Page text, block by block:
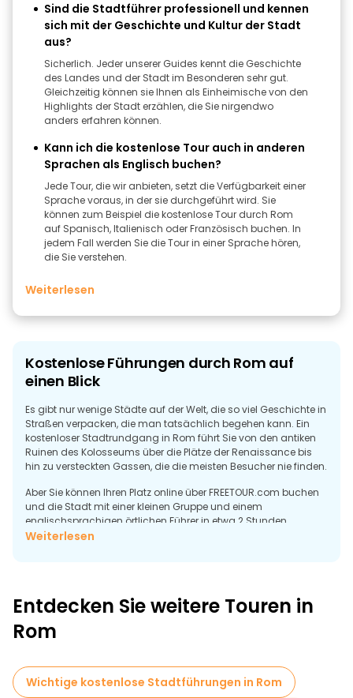
Sind die Stadtführer professionell und kennen
sich mit der Geschichte und Kultur der Stadt
aus?
Sicherlich. Jeder unserer Guides kennt die Geschichte
des Landes und der Stadt im Besonderen sehr gut.
Gleichzeitig können sie Ihnen als Einheimische von den
Highlights der Stadt erzählen, die Sie nirgendwo
anders erfahren können.
Kann ich die kostenlose Tour auch in anderen
Sprachen als Englisch buchen?
Jede Tour, die wir anbieten, setzt die Verfügbarkeit einer
Sprache voraus, in der sie durchgeführt wird. Sie
können zum Beispiel die kostenlose Tour durch Rom
auf Spanisch, Italienisch oder Französisch buchen. In
jedem Fall werden Sie die Tour in einer Sprache hören,
die Sie verstehen.
Weiterlesen
Kostenlose Führungen durch Rom auf
einen Blick
Es gibt nur wenige Städte auf der Welt, die so viel Geschichte in
Straßen verpacken, die man tatsächlich begehen kann. Ein
kostenloser Stadtrundgang in Rom führt Sie von den antiken
Ruinen des Kolosseums über die Plätze der Renaissance bis
hin zu versteckten Gassen, die die meisten Besucher nie finden.
Aber Sie können Ihren Platz online über FREETOUR.com buchen
und die Stadt mit einer kleinen Gruppe und einem
englischsprachigen örtlichen Führer in etwa 2 Stunden
erkunden. Am Ende geben Sie das Trinkgeld, das Sie für das
Stadtrundgänge in Rom
Rom ist die seltene Art von Stadt, die wie ein Freilichtmuseum
funktioniert. Wenn man ohne Kontext durch die Stadt läuft,
kann es passieren, dass man auf eine bröckelnde Mauer starrt
Punkt, an dem kostenlose Stadtführungen in Rom den
Unterschied ausmachen.
Weiterlesen
Entdecken Sie weitere Touren in
Rom
Wichtige kostenlose Stadtführungen in Rom